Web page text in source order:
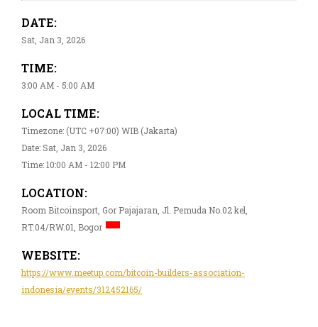
DATE:
Sat, Jan 3, 2026
TIME:
3:00 AM - 5:00 AM
LOCAL TIME:
Timezone: (UTC +07:00) WIB (Jakarta)
Date: Sat, Jan 3, 2026
Time: 10:00 AM - 12:00 PM
LOCATION:
Room Bitcoinsport, Gor Pajajaran, Jl. Pemuda No.02 kel,
RT.04/RW.01, Bogor
WEBSITE:
https://www.meetup.com/bitcoin-builders-association-
indonesia/events/312452165/